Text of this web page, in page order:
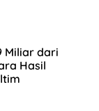
Miliar dari
Hasil